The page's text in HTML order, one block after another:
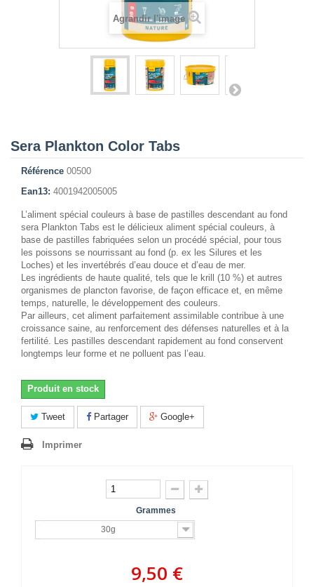
Agrandir l'image
Sera Plankton Color Tabs
Référence 00500
Ean13: 4001942005005
L’aliment spécial couleurs à base de pastilles descendant au fond
sera Plankton Tabs est le délicieux aliment spécial couleurs, à
base de pastilles fabriquées selon un procédé spécial, pour tous
les poissons se nourrissant au fond (p. ex les Silures et les
Loches) et les invertébrés d’eau douce et d’eau de mer.
Les ingrédients de haute qualité, tels que le krill (10 %) et autres
organismes de plancton favorise, de façon efficace et, en même
temps, naturelle, le développement des couleurs.
Par ailleurs, cet aliment parfaitement assimilable contribue à une
croissance saine, au renforcement des défenses naturelles et à la
fertilité. Les pastilles descendant rapidement au fond conservent
longtemps leur forme et ne polluent pas l’eau.
Produit en stock
Tweet Partager Google+
Imprimer
Grammes
30g
9,50 €